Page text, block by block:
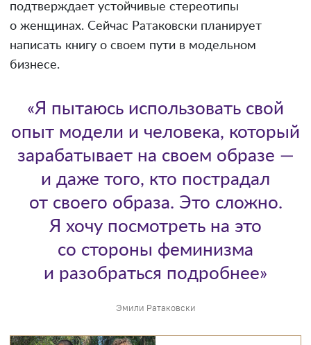
подтверждает устойчивые стереотипы
о женщинах. Сейчас Ратаковски планирует
написать книгу о своем пути в модельном
бизнесе.
Эмили Ратаковски
«Я пытаюсь использовать свой
опыт модели и человека, который
зарабатывает на своем образе —
и даже того, кто пострадал
от своего образа. Это сложно.
Я хочу посмотреть на это
со стороны феминизма
и разобраться подробнее»